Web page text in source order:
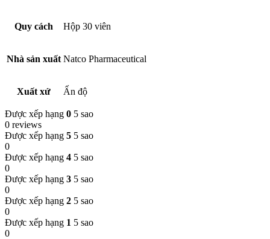
Quy cách Hộp 30 viên
Nhà sản xuất Natco Pharmaceutical
Xuất xứ Ấn độ
Được xếp hạng 0 5 sao
0 reviews
Được xếp hạng 5 5 sao
0
Được xếp hạng 4 5 sao
0
Được xếp hạng 3 5 sao
0
Được xếp hạng 2 5 sao
0
Được xếp hạng 1 5 sao
0